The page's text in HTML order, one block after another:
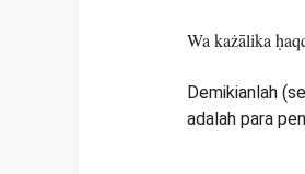
Wa każālika
Demikianlah
adalah para